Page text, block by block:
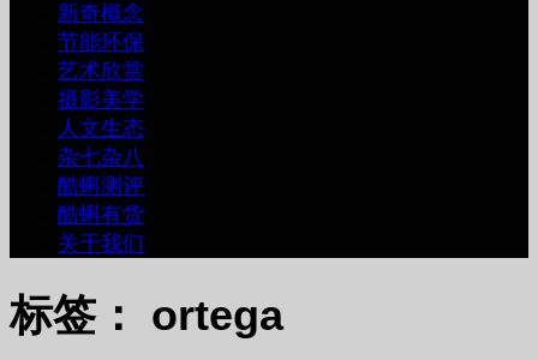
新奇概念
节能环保
艺术欣赏
摄影美学
人文生态
杂七杂八
酷蝌测评
酷蝌有货
关于我们
标签： ortega